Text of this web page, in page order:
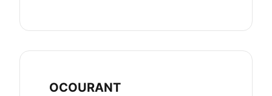
OCOURANT